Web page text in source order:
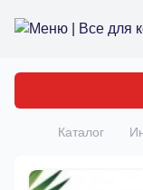
Все для кондитера
Главная
Каталог